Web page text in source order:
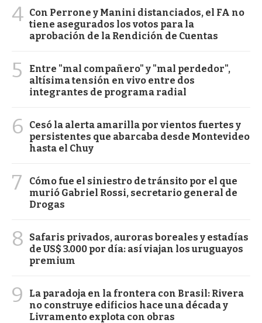
4 Con Perrone y Manini distanciados, el FA no
tiene asegurados los votos para la
aprobación de la Rendición de Cuentas
5
Entre "mal compañero" y "mal perdedor",
altísima tensión en vivo entre dos
integrantes de programa radial
6
Cesó la alerta amarilla por vientos fuertes y
persistentes que abarcaba desde Montevideo
hasta el Chuy
7
Cómo fue el siniestro de tránsito por el que
murió Gabriel Rossi, secretario general de
Drogas
8
Safaris privados, auroras boreales y estadías
de US$ 3.000 por día: así viajan los uruguayos
premium
9
La paradoja en la frontera con Brasil: Rivera
no construye edificios hace una década y
Livramento explota con obras